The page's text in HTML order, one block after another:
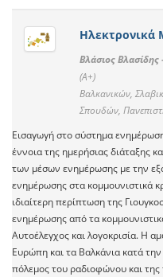
Ηλεκτρονικά
Βλάσιος Βλασίδης
(A+)
Βαλκανικών,
Σπουδών,
Εισαγωγή στο σύστημα
έννοια της ημερήσιας διάταξης
των μέσων ενημέρωσης με την
ενημέρωσης στα κομμουνιστικά
ιδιαίτερη περίπτωση της
ενημέρωσης από τα
Αυτοέλεγχος και λογοκρισία. Η
Ευρώπη και τα Βαλκάνια κατά
πόλεμος του ραδιοφώνου και